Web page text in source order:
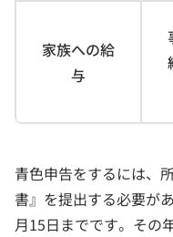
家族への給
与
青色申告をするには、
書』を提出する必要が
月15日までです。その